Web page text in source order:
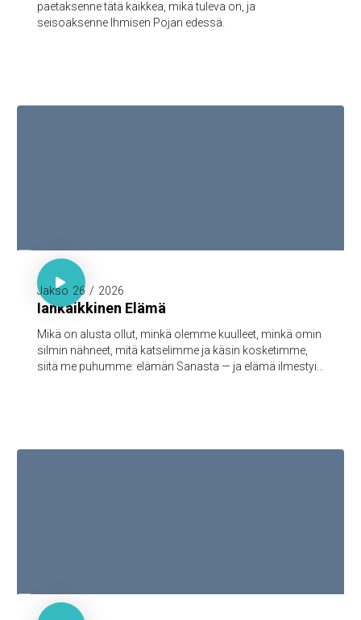
paetaksenne tätä kaikkea, mikä tuleva on, ja
seisoaksenne Ihmisen Pojan edessä.
1. Joh. 1:1-3

Jakso 26 / 2026
Iankaikkinen Elämä
Mikä on alusta ollut, minkä olemme kuulleet, minkä omin
silmin nähneet, mitä katselimme ja käsin kosketimme,
siitä me puhumme: elämän Sanasta — ja elämä ilmestyi,
yhteys meidän kanssamme; ja meillä on yhteys Isän ja
1. Kor. 3:16